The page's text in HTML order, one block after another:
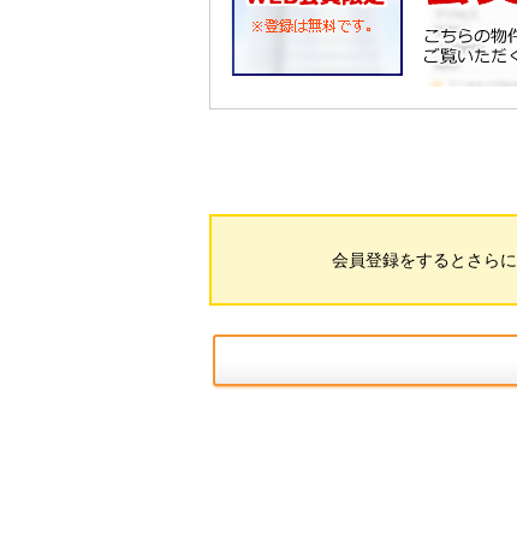
会員登録をするとさらに